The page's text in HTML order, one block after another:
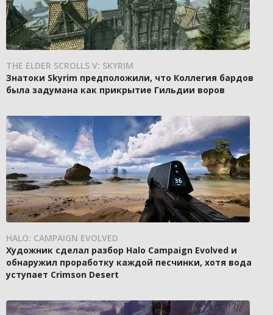
THE ELDER SCROLLS V: SKYRIM
Знатоки Skyrim предположили, что Коллегия бардов
была задумана как прикрытие Гильдии воров
HALO: CAMPAIGN EVOLVED
Художник сделал разбор Halo Campaign Evolved и
обнаружил проработку каждой песчинки, хотя вода
уступает Crimson Desert